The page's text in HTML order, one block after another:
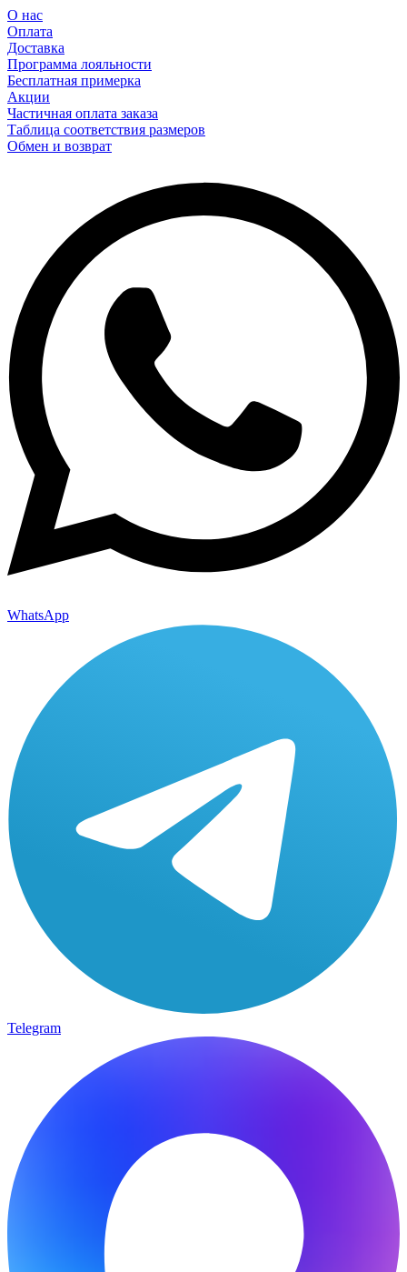
О нас
Оплата
Доставка
Программа лояльности
Бесплатная примерка
Акции
Частичная оплата заказа
Таблица соответствия размеров
Обмен и возврат
WhatsApp
Telegram